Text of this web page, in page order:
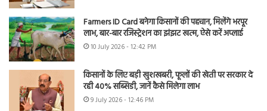
Farmers ID Card बनेगा किसानों की पहचान, मिलेंगे भरपूर
लाभ, बार-बार रजिस्ट्रेशन का झंझट खत्म, ऐसे करें अप्लाई
10 July 2026 - 12:42 PM
किसानों के लिए बड़ी खुशखबरी, फूलों की खेती पर सरकार दे
रही 40% सब्सिडी, जानें कैसे मिलेगा लाभ
9 July 2026 - 12:46 PM